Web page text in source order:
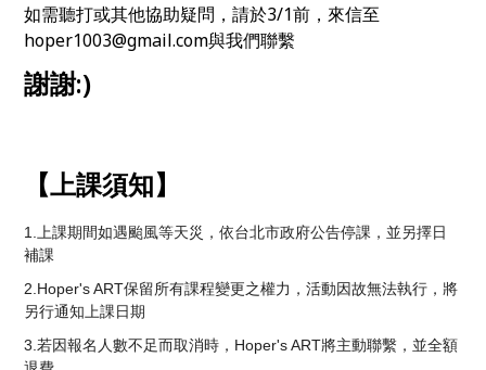
如需聽打或其他協助疑問，請於3/1前，來信至
hoper1003@gmail.com與我們聯繫
謝謝:)
【上課須知】
1.上課期間如遇颱風等天災，依台北市政府公告停課， 並另擇日
補課
2.Hoper's ART保留所有課程變更之權力，活動因故無法執行，將
另行通知上課日期
3.若因報名人數不足而取消時，Hoper's ART將主動聯繫，並全額